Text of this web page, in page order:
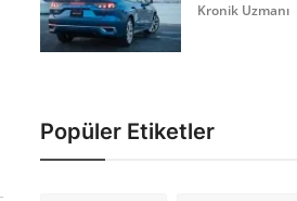
Kronik Uzmanı
Popüler Etiketler